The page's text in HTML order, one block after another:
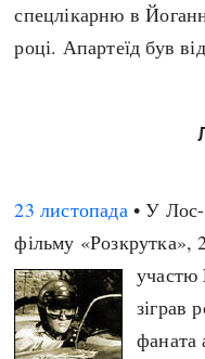
спецлікарню в
році. Апартеїд був
23 листопада• У Лос-
фільму «Розкрутка»,
участю
зіграв
фаната